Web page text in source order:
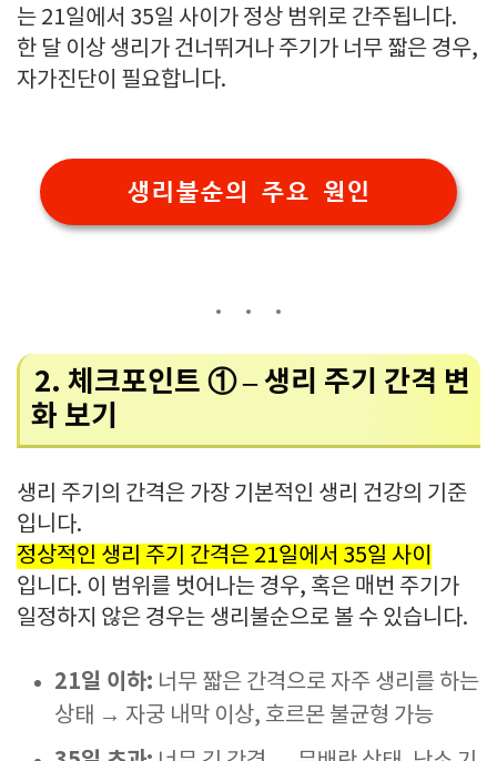
는 21일에서 35일 사이가 정상 범위로 간주됩니다.
한 달 이상 생리가 건너뛰거나 주기가 너무 짧은 경우,
자가진단이 필요합니다.
생리불순의 주요 원인
2. 체크포인트 ① – 생리 주기 간격 변
화 보기
생리 주기의 간격은 가장 기본적인 생리 건강의 기준
입니다.
정상적인 생리 주기 간격은 21일에서 35일 사이
입니다. 이 범위를 벗어나는 경우, 혹은 매번 주기가
일정하지 않은 경우는 생리불순으로 볼 수 있습니다.
21일 이하: 너무 짧은 간격으로 자주 생리를 하는
상태 → 자궁 내막 이상, 호르몬 불균형 가능